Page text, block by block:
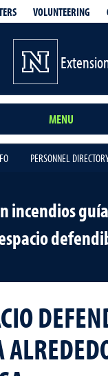
VOLUNTEERING
MENU
PERSONNEL
incendios